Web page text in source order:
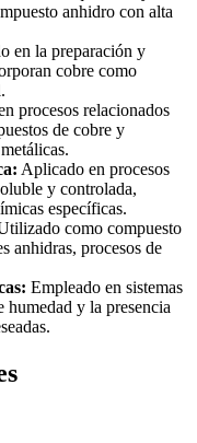
anhidro con alta
en la preparación y
cobre como
procesos relacionados
de cobre y
Aplicado en procesos
y controlada,
específicas.
como compuesto
anhidras, procesos de
Empleado en sistemas
humedad y la presencia